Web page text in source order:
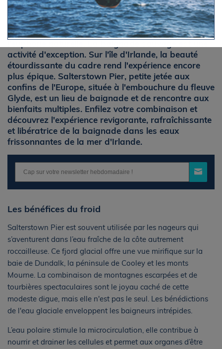
La poussée d'adrénaline, le choc du froid,
l'euphorie naturelle. La baignade sauvage est une
activité d'exception. Sur l'île d'Irlande, la beauté
étourdissante du cadre rend l'expérience encore
plus épique. Salterstown Pier, petite jetée aux
confins de l'Europe, située à l'embouchure du fleuve
Glyde, est un lieu de baignade et de rencontre aux
bienfaits multiples. Enfilez votre combinaison et
découvrez l'expérience revigorante, rafraîchissante
et libératrice de la baignade dans les eaux
frissonnantes de la mer d'Irlande.
Les bénéfices du froid
Salterstown Pier est souvent utilisée par les nageurs qui
s’aventurent dans l’eau fraîche de la côte autrement
roccailleuse. Ce fjord glacial offre une vue mirifique sur la
baie de Dundalk, la péninsule de Cooley et les monts
Mourne. La combinaison de montagnes escarpées et de
tourbières spectaculaires sont le joyau caché de cette
modeste digue, mais elle n'est pas le seul. Les bénédictions
de l'eau glaciale enveloppent les baigneurs intrépides.
L’eau polaire stimule la microcirculation, elle contribue à
nourrir et drainer les cellules et permet aux organes d’être